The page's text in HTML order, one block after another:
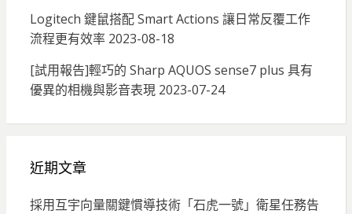
Logitech 鍵鼠搭配 Smart Actions 讓日常反覆工作
流程更有效率 2023-08-18
[試用報告]輕巧的 Sharp AQUOS sense7 plus 具有
優異的相機與影音表現 2023-07-24
近期文章
採用互宇向量關鍵慣導技術「石虎一號」衛星任務告